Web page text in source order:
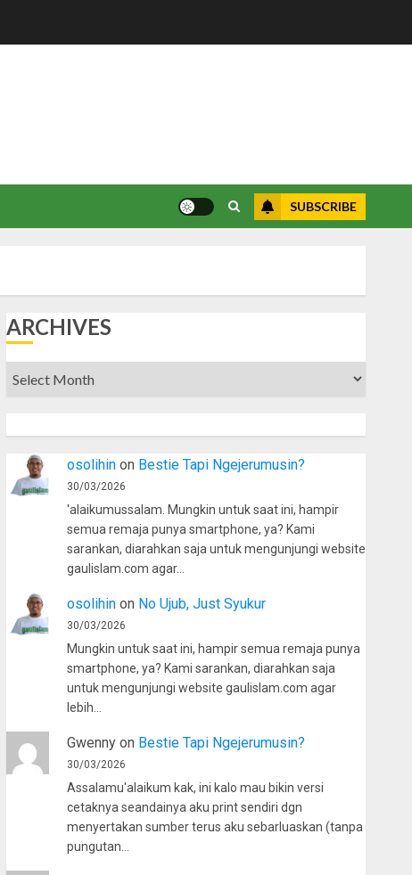
SUBSCRIBE
ARCHIVES
Archives
osolihinon Bestie Tapi Ngejerumusin?
30/03/2026
'alaikumussalam. Mungkin untuk saat ini, hampir
semua remaja punya smartphone, ya? Kami
sarankan, diarahkan saja untuk mengunjungi website
gaulislam.com agar…
osolihinon No Ujub, Just Syukur
30/03/2026
Mungkin untuk saat ini, hampir semua remaja punya
smartphone, ya? Kami sarankan, diarahkan saja
untuk mengunjungi website gaulislam.com agar
lebih…
Gwennyon Bestie Tapi Ngejerumusin?
30/03/2026
Assalamu'alaikum kak, ini kalo mau bikin versi
cetaknya seandainya aku print sendiri dgn
menyertakan sumber terus aku sebarluaskan (tanpa
pungutan…